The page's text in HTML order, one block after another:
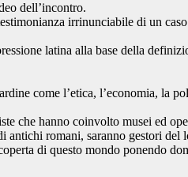
dell’incontro.
irrinunciabile di un
latina alla base della
come l’etica, l’economia, la
che hanno coinvolto musei ed
antichi romani, saranno gestori del
di questo mondo ponendo